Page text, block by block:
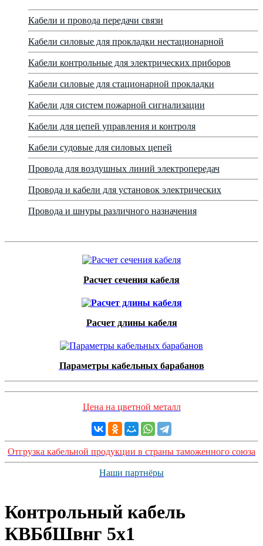
Кабели и провода передачи связи
Кабели силовые для прокладки нестационарной
Кабели контрольные для электрических приборов
Кабели силовые для стационарной прокладки
Кабели для систем пожарной сигнализации
Кабели для цепей управления и контроля
Кабели судовые для силовых цепей
Провода для воздушных линий электропередач
Провода и кабели для установок электрических
Провода и шнуры различного назначения
Расчет сечения кабеля
Расчет длины кабеля
Параметры кабельных барабанов
Цена на цветной металл
Отгрузка кабельной продукции в страны таможенного союза
Наши партнёры
Контрольный кабель
КВБбШвнг 5х1